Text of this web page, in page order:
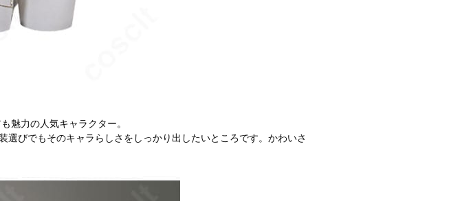
魅力の人気キャラクター。
びでもそのキャラらしさをしっかり出したいところです。かわいさ